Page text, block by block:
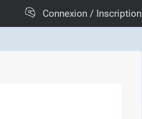
Connexion / Inscription